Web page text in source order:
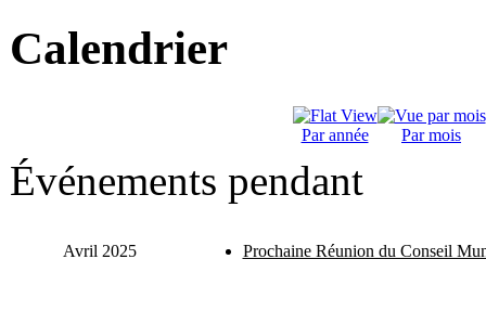
Calendrier
Par année Par mois
Événements pendant
Avril 2025 Prochaine Réunion du Conseil